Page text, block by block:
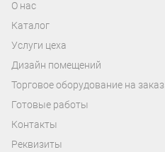
О нас
Каталог
Услуги цеха
Дизайн помещений
Торговое оборудование на заказ
Готовые работы
Контакты
Реквизиты